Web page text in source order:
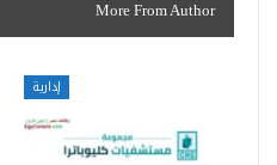
More From Author
إدارية